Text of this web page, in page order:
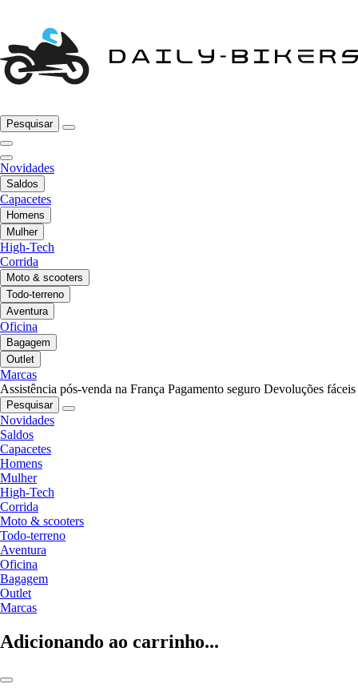
Pesquisar
Novidades
Saldos
Capacetes
Homens
Mulher
High-Tech
Corrida
Moto & scooters
Todo-terreno
Aventura
Oficina
Bagagem
Outlet
Marcas
Assistência pós-venda na França Pagamento seguro Devoluções fáceis
Pesquisar
Novidades
Saldos
Capacetes
Homens
Mulher
High-Tech
Corrida
Moto & scooters
Todo-terreno
Aventura
Oficina
Bagagem
Outlet
Marcas
Adicionando ao carrinho...